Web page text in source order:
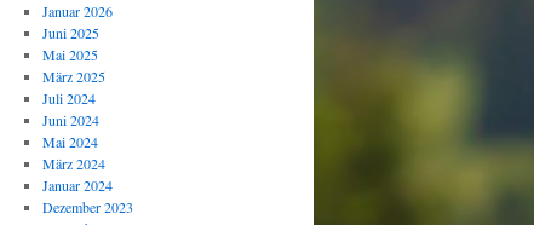
Januar 2026
Juni 2025
Mai 2025
März 2025
Juli 2024
Juni 2024
Mai 2024
März 2024
Januar 2024
Dezember 2023